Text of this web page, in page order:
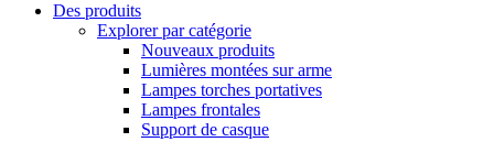
Des produits
Explorer par catégorie
Nouveaux produits
Lumières montées sur arme
Lampes torches portatives
Lampes frontales
Support de casque